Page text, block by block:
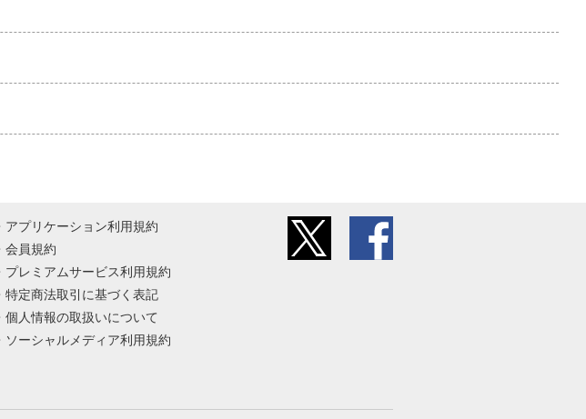
アプリケーション利用規約
会員規約
プレミアムサービス利用規約
特定商法取引に基づく表記
個人情報の取扱いについて
ソーシャルメディア利用規約